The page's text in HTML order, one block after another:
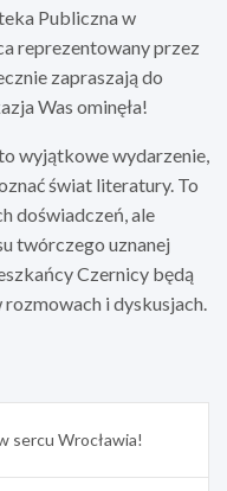
Publiczna w
reprezentowany przez
zapraszają do
Was ominęła!
wyjątkowe wydarzenie,
świat literatury. To
doświadczeń, ale
twórczego uznanej
Czernicy będą
i dyskusjach.
sercu Wrocławia!